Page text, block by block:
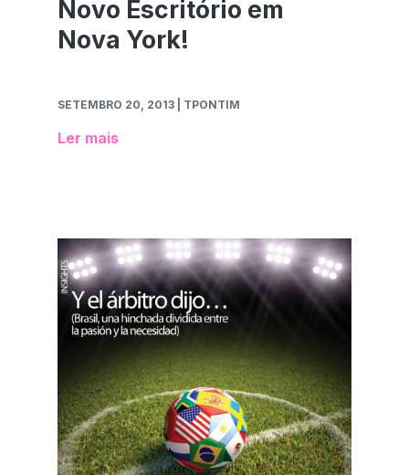
Novo Escritório em
Nova York!
SETEMBRO 20, 2013 | TPONTIM
Ler mais